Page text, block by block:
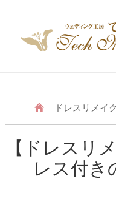
ドレスリメイ
【ドレスリメイク】
レス
【ドレスリ
レス付き